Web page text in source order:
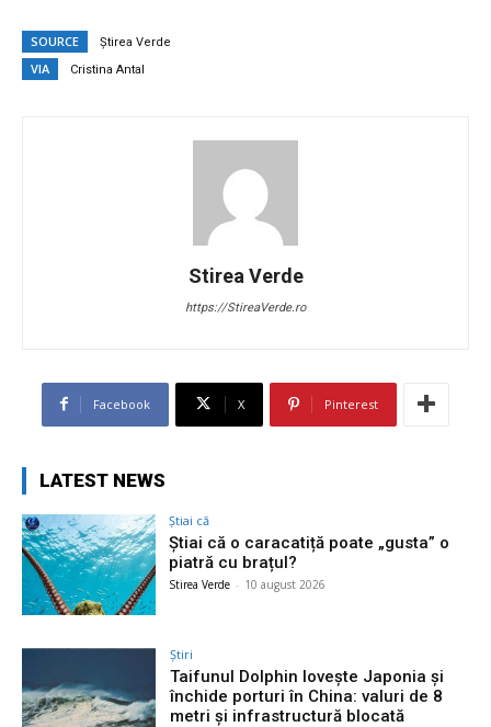
SOURCE Știrea Verde
VIA Cristina Antal
Stirea Verde
https://StireaVerde.ro
Facebook X Pinterest
LATEST NEWS
Știai că
Știai că o caracatiță poate „gusta” o
piatră cu brațul?
Stirea Verde - 10 august 2026
Știri
Taifunul Dolphin lovește Japonia și
închide porturi în China: valuri de 8
metri și infrastructură blocată